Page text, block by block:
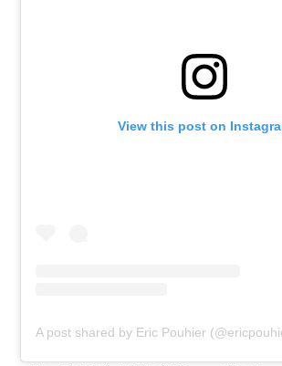
View this post on
A post shared by Eric Pouhier